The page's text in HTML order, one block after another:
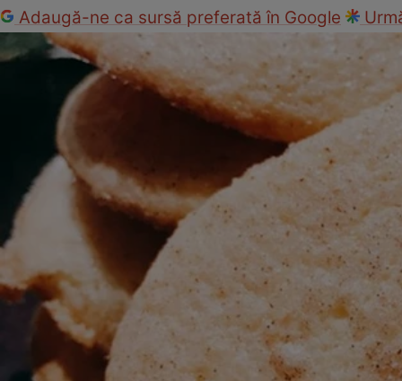
Adaugă-ne ca sursă preferată în Google